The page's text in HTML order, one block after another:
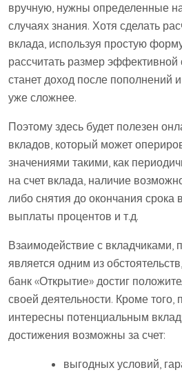
вручную, нужны определенные
случаях знания. Хотя сделать
вклада, используя простую
рассчитать размер эффективной
станет доход после пополнений
уже сложнее.
Поэтому здесь будет полезен
вкладов, который может
значениями такими, как
на счет вклада, наличие
либо снятия до окончания срока
выплаты процентов и т.д.
Взаимодействие с вкладчиками,
является одним из
банк «Открытие» достиг
своей деятельности. Кроме
интересны потенциальным
достижения возможны за счет:
выгодных условий,